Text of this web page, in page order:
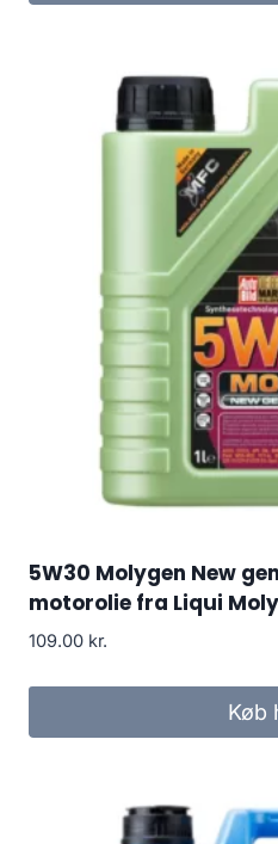
5W30 Molygen New
motorolie fra Liqui
109.00 kr.
Køb